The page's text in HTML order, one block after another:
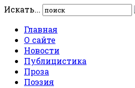
Искать...
Главная
О сайте
Новости
Публицистика
Проза
Поэзия